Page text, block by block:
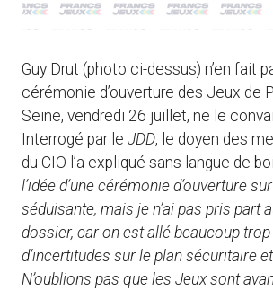
Guy Drut (photo ci-dessus) n’en fait
cérémonie d’ouverture des Jeux de
Seine, vendredi 26 juillet, ne le
Interrogé par le JDD, le doyen des
du CIO l’a expliqué sans langue de
l’idée d’une cérémonie d’ouverture
séduisante, mais je n’ai pas pris part
dossier, car on est allé beaucoup
d’incertitudes sur le plan sécuritaire
N’oublions pas que les Jeux sont